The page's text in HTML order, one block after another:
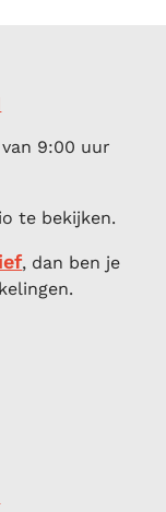
9:00 uur
te bekijken.
, dan ben je